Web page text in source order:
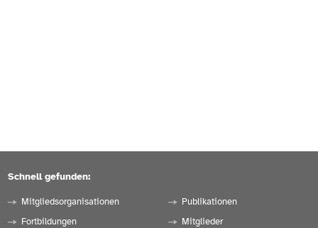
Schnell gefunden:
Mitgliedsorganisationen
Fortbildungen
Publikationen
Mitglieder